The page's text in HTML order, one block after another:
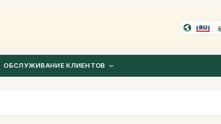
RU
ОБСЛУЖИВАНИЕ КЛИЕНТОВ